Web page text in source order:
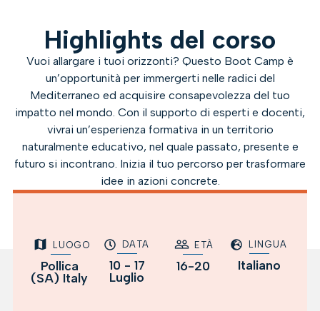
Highlights del corso
Vuoi allargare i tuoi orizzonti? Questo Boot Camp è
un’opportunità per immergerti nelle radici del
Mediterraneo ed acquisire consapevolezza del tuo
impatto nel mondo. Con il supporto di esperti e docenti,
vivrai un’esperienza formativa in un territorio
naturalmente educativo, nel quale passato, presente e
futuro si incontrano. Inizia il tuo percorso per trasformare
idee in azioni concrete.
LUOGO
Pollica
(SA) Italy
DATA
10 - 17
Luglio
ETÀ
16-20
LINGUA
Italiano